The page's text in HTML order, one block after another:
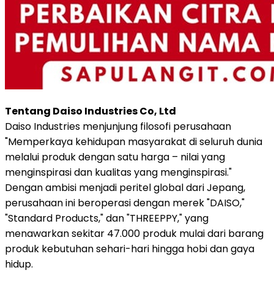
Tentang Daiso Industries Co, Ltd
Daiso Industries menjunjung filosofi perusahaan
"Memperkaya kehidupan masyarakat di seluruh dunia
melalui produk dengan satu harga – nilai yang
menginspirasi dan kualitas yang menginspirasi."
Dengan ambisi menjadi peritel global dari Jepang,
perusahaan ini beroperasi dengan merek "DAISO,"
"Standard Products," dan "THREEPPY," yang
menawarkan sekitar 47.000 produk mulai dari barang
produk kebutuhan sehari-hari hingga hobi dan gaya
hidup.